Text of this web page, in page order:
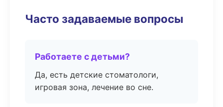
Часто задаваемые вопросы
Работаете с детьми?
Да, есть детские стоматологи,
игровая зона, лечение во сне.